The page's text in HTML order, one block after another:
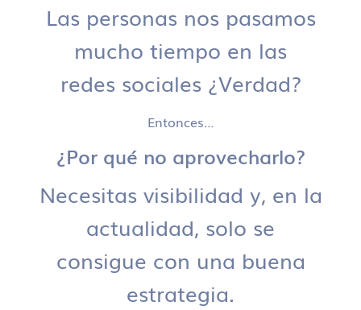
Las personas nos pasamos
mucho tiempo en las
redes sociales ¿Verdad?
Entonces…
¿Por qué no aprovecharlo?
Necesitas visibilidad y, en la
actualidad, solo se
consigue con una buena
estrategia.